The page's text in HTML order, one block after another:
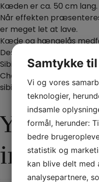
Kæden er ca. 50 cm lang.
Når effekten
er meget let at lave.
Kæde og hængelås
Desuden medfølger
Sibirian Chain Escape er
Chains, Houdini’s
sibirlænken m.fl.
Samtykke
Vi og vores
teknologier,
indsamle
formål, herunder:
bedre
statistik og
kan blive delt med
analysepartnere,